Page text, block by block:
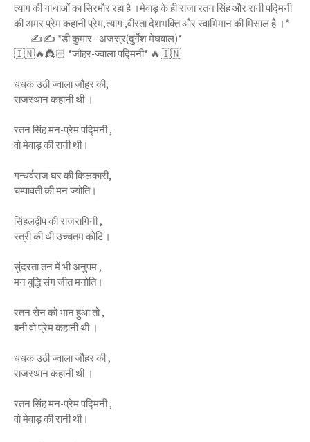
त्याग की गाथाओं का सिरमौर रहा है ।मेवाड़ के ही राजा रतन सिंह और रानी पद्मिनी
की अमर प्रेम कहानी प्रेम,त्याग ,वीरता देशभक्ति और स्वाभिमान की मिसाल है ।*
✍✍ *डी कुमार--अजस्र(दुर्गेश मेघवाल)*
🇮🇳🔥👸🏻 *जौहर-ज्वाला पद्मिनी* 🔥🇮🇳
धधक उठी ज्वाला जौहर की,
राजस्थान कहानी थी ।
रतन सिंह मन-प्रेम पद्मिनी ,
वो मेवाड़ की रानी थी।
गन्धर्वराज घर की किलकारी,
चम्पावती की मन ज्योति।
सिंहलद्वीप की राजरागिनी ,
स्त्री की थी उच्चतम कोटि।
सुंदरता तन में भी अनुपम ,
मन बुद्धि संग जीत मनोति।
रतन सेन को भान हुआ तो ,
बनी वो प्रेम कहानी थी ।
धधक उठी ज्वाला जौहर की ,
राजस्थान कहानी थी ।
रतन सिंह मन-प्रेम पद्मिनी ,
वो मेवाड़ की रानी थी।